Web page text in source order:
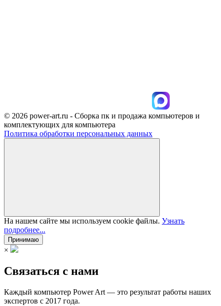
© 2026 power-art.ru - Сборка пк и продажа компьютеров и
комплектующих для компьютера
Политика обработки персональных данных
На нашем сайте мы используем cookie файлы. Узнать
подробнее...
Принимаю
×
Связаться с нами
Каждый компьютер Power Art — это результат работы наших
экспертов с 2017 года.